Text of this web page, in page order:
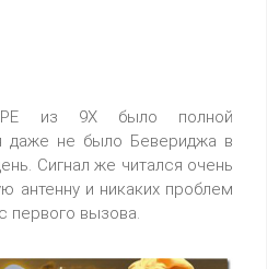
из 9X было полной
даже не было Бевериджа в
Сигнал же читался очень
антенну и никаких проблем
первого вызова.